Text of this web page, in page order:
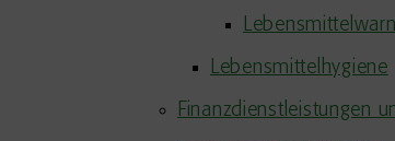
Lebensmittelhygiene
Finanzdienstleistungen